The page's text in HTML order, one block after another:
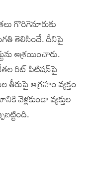
గొరిగెనూరుకు
తెలిసిందే. దీనిపై
ఆశ్రయించారు.
రిట్‌ పిటిషన్‌పై
ఆగ్రహం వ్యక్తం
వెళ్లకుండా వ్యక్తుల